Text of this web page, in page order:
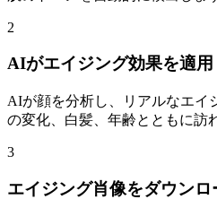
2
AIがエイジング効果を適用
AIが顔を分析し、リアルなエイ
の変化、白髪、年齢とともに訪
3
エイジング肖像をダウンロ